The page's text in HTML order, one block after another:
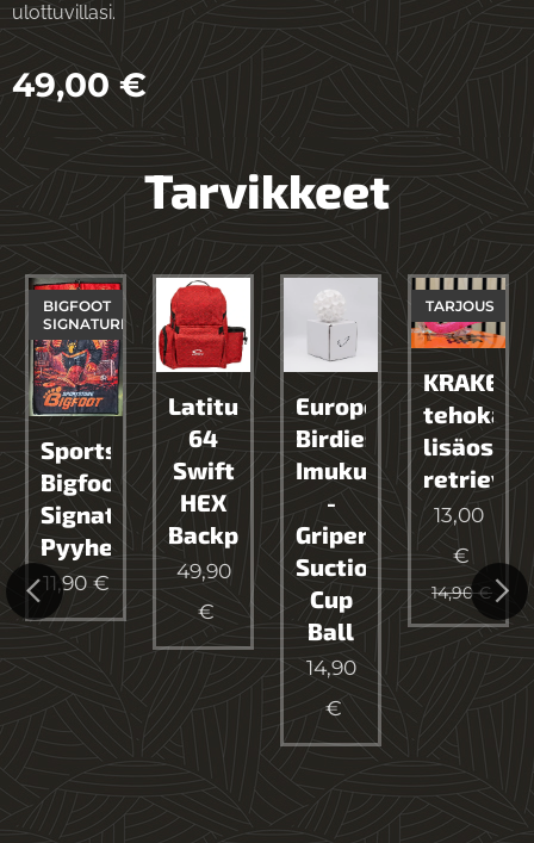
ulottuvillasi.
49,00 €
Tarvikkeet
Sportstore
Bigfoot
Signature
Pyyhe
BIGFOOT
SIGNATURE
11,90€
Latitude
64
Swift
HEX
Backpack
49,90
€
European
Birdies
Imukuppipallo
-
Gripen
Suction
Cup
Ball
14,90
€
tehokas
lisäosa
TARJOUS
13,00
€
14,90€